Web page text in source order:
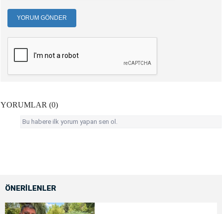
YORUM GÖNDER
YORUMLAR (0)
Bu habere ilk yorum yapan sen ol.
ÖNERİLENLER